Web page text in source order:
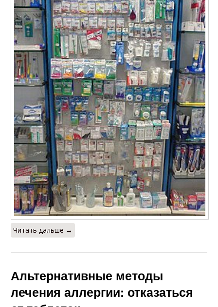
Читать дальше →
Альтернативные методы
лечения аллергии: отказаться